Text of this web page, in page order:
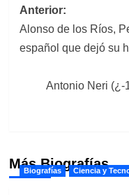
Navegación
de
entradas
Anterior:
Alonso de los Ríos,
español que dejó su
Antonio Neri (¿-
Más Biografías
Biografías Ciencia y